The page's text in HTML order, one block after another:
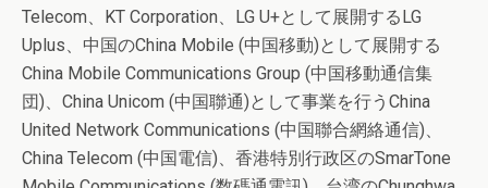
Telecom、KT Corporation、LG U+として展開するLG
Uplus、中国のChina Mobile (中国移動)として展開する
China Mobile Communications Group (中国移動通信集
団)、China Unicom (中国聯通)として事業を行うChina
United Network Communications (中国聯合網絡通信)、
China Telecom (中国電信)、香港特別行政区のSmarTone